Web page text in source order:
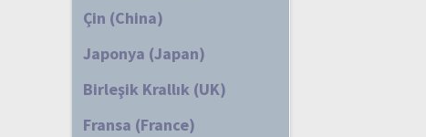
Çin (China)
Japonya (Japan)
Birleşik Krallık (UK)
Fransa (France)